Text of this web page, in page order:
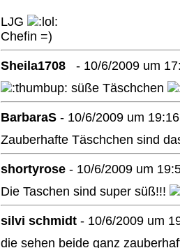
LJG
Chefin =)
Sheila1708
- 10/6/2009 um
süße Täschchen
BarbaraS - 10/6/2009 um 19:16
Zauberhafte Täschchen sind
shortyrose - 10/6/2009 um
Die Taschen sind super süß!!!
silvi schmidt - 10/6/2009 um
die sehen beide ganz